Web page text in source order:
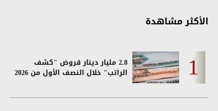
الأكثر مشاهدة
2.8 مليار دينار قروض "كشف
الراتب" خلال النصف الأول من 2026